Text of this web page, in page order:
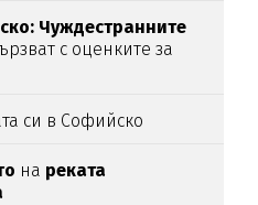
Чуждестранните
с оценките за
си в Софийско
на реката